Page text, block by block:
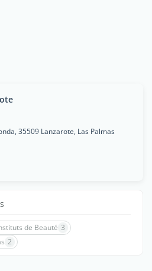
35509 Lanzarote, Las Palmas
de Beauté 3
2